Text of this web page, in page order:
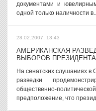
документами и
одной только наличности
28.02.2007, 13:43
АМЕРИКАНСКАЯ
ВЫБОРОВ
На сенатских слушаниях в
разведки
общественно-
предположение, что